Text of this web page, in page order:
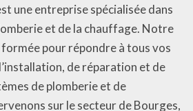
une entreprise spécialisée dans
et de la chauffage. Notre
formée pour répondre à tous vos
de réparation et de
de plomberie et de
sur le secteur de Bourges,